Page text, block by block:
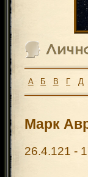
А Б В Г Д
Марк
26.4.121 -